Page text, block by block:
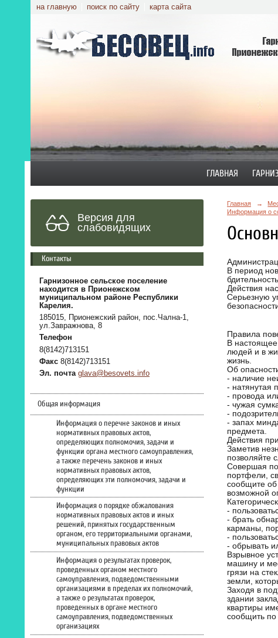
на главную поиск по сайту карта сайта
ГЛАВНАЯ
Версия для
слабовидящих
Контакты
Гарнизонное сельское поселение
находится в Прионежском
муниципальном районе Республики
Карелия.
185015, Прионежский район, пос.Чална-1,
ул.Завражнова, 8
Телефон
8(8142)713151
Факс 8(8142)713151
Эл. почта glava@besovets.info
Общая информация
Информация о перечне законов и иных
нормативных правовых актов,
определяющих полномочия, задачи и
функции органа местного самоуправления,
а также перечень законов и иных
нормативных правовых актов,
определяющих эти полномочия, задачи и
функции
Информация о порядке обжалования
нормативных правовых актов и иных
решений, принятых государственным
органом, его территориальными органами,
муниципальных правовых актов
Информация о результатах проверок,
проведенных органом местного
самоуправления, подведомственными
организациями в пределах их полномочий,
а также о результатах проверок,
проведенных в органе местного
самоуправления, подведомственных
организациях
Главная →
Информация о
В период
Действия
Серьезную
Правила
В настоящее
людей и в
жизнь.
Об
- наличие
- натянутая
- провода
- чужая
-
- запах
предмета.
Действия
Заметив
позволяйте
Совершая
портфели,
сообщите об
возможной
-
- брать
карманы,
-
- обрывать
Взрывное
машину и
грязи на
земли,
Заходя в
здании
квартиры
сообщить